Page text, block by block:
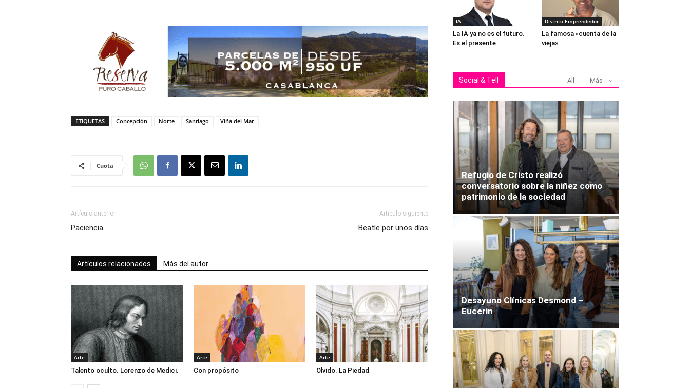
ETIQUETAS Concepción Norte Santiago Viña del Mar
Cuota
Artículo anterior
Paciencia
Artículo siguiente
Beatle por unos días
Artículos relacionados Más del autor
Arte
Talento oculto. Lorenzo de Medici.
Arte
Con propósito
Arte
Olvido. La Piedad
IA
La IA ya no es el futuro.
Es el presente
Distrito Emprendedor
La famosa «cuenta de la
vieja»
Social & Tell All Más
Refugio de Cristo realizó
conversatorio sobre la niñez como
patrimonio de la sociedad
Desayuno Clínicas Desmond –
Eucerin